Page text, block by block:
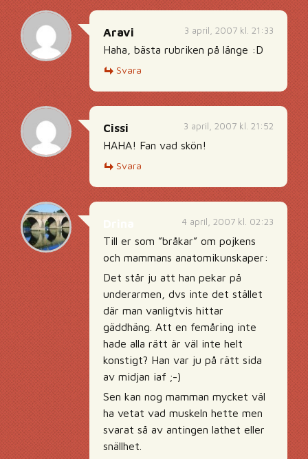
3 april, 2007 kl. 21:33
Aravi
Haha, bästa rubriken på länge :D
Svara
3 april, 2007 kl. 21:52
Cissi
HAHA! Fan vad skön!
Svara
4 april, 2007 kl. 02:23
Till er som ”bråkar” om pojkens
och mammans anatomikunskaper:
Det står ju att han pekar på
underarmen, dvs inte det stället
där man vanligtvis hittar
gäddhäng. Att en femåring inte
hade alla rätt är väl inte helt
konstigt? Han var ju på rätt sida
av midjan iaf ;-)
Sen kan nog mamman mycket väl
ha vetat vad muskeln hette men
svarat så av antingen lathet eller
snällhet.